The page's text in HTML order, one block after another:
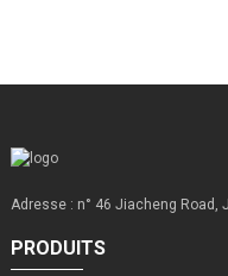
Adresse : n° 46 Jiacheng Road,
PRODUITS